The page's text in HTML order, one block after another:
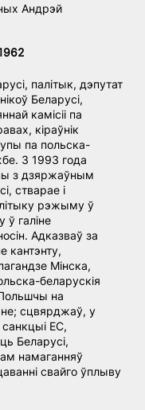
Андрэй
палітык, дэпутат
Беларусі,
камісіі па
кіраўнік
па польска-
З 1993 года
з дзяржаўным
стварае і
рэжыму ў
ў галіне
Адказваў за
кантэнту,
Мінска,
беларускія
на
сцвярджаў, у
ЕС,
Беларусі,
намаганняў
свайго ўплыву